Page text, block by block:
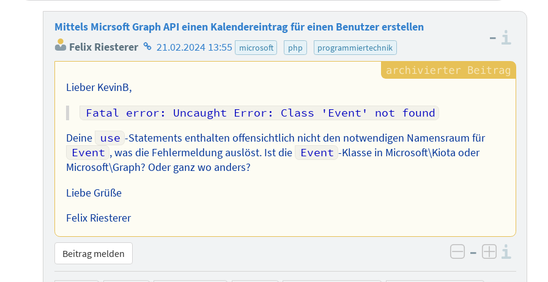
Mittels Micrsoft Graph API einen Kalendereintrag für einen Benutzer erstellen
Felix Riesterer Homepage
des
21.02.2024 13:55 microsoft php programmiertechnik
–
Lieber KevinB,
Fatal error: Uncaught Error: Class 'Event' not found
Deine
use -Statements enthalten offensichtlich nicht den notwendigen Namensraum für
Event , was die Fehlermeldung auslöst. Ist die Event -Klasse in Microsoft\Kiota oder
Microsoft\Graph? Oder ganz wo anders?
Liebe Grüße
Felix Riesterer
Beitrag melden negativ
– positiv